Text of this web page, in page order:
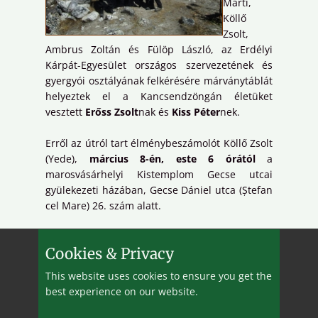
Köllő
Zsolt,
Ambrus Zoltán és Fülöp László, az Erdélyi
Kárpát-Egyesület országos szervezetének és
gyergyói osztályának felkérésére márványtáblát
helyeztek el a Kancsendzöngán életüket
vesztett Erőss Zsoltnak és Kiss Péternek.
Erről az útról tart élménybeszámolót Köllő Zsolt
(Yede), március 8-én, este 6 órátóla
marosvásárhelyi Kistemplom Gecse utcai
gyülekezeti házában, Gecse Dániel utca (Ștefan
cel Mare) 26. szám alatt.
Cookies & Privacy
This website uses cookies to ensure you get the
best experience on our website.